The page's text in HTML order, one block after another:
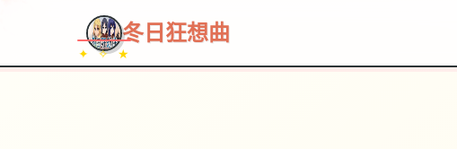
✦ ✧ ★
冬日狂想曲